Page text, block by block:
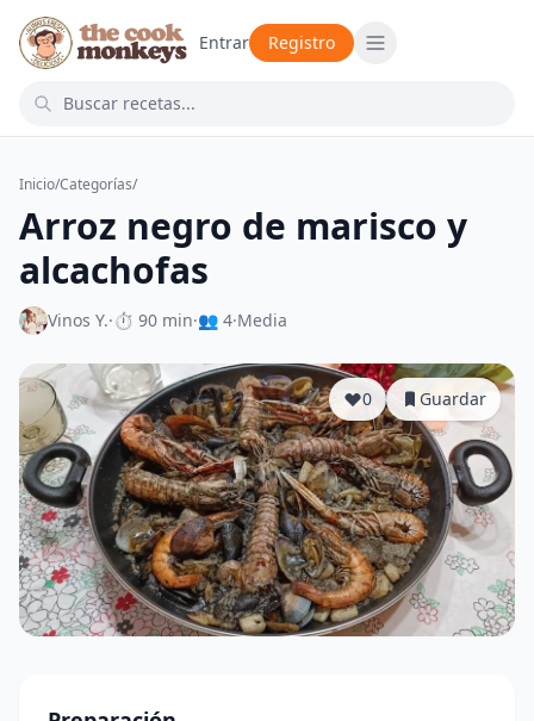
Entrar Registro
Inicio/Categorías/
Arroz negro de marisco y
alcachofas
Vinos Y.·⏱ 90 min·👥 4·Media
0 Guardar